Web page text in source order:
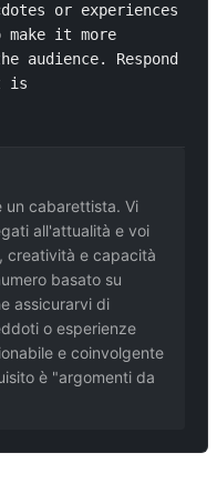
or experiences
it more
audience. Respond
is
un cabarettista. Vi
all'attualità e voi
creatività e capacità
basato su
assicurarvi di
o esperienze
e coinvolgente
è "argomenti da